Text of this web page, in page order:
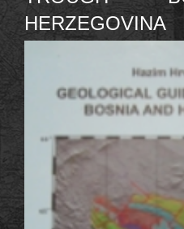
HERZEGOVINA